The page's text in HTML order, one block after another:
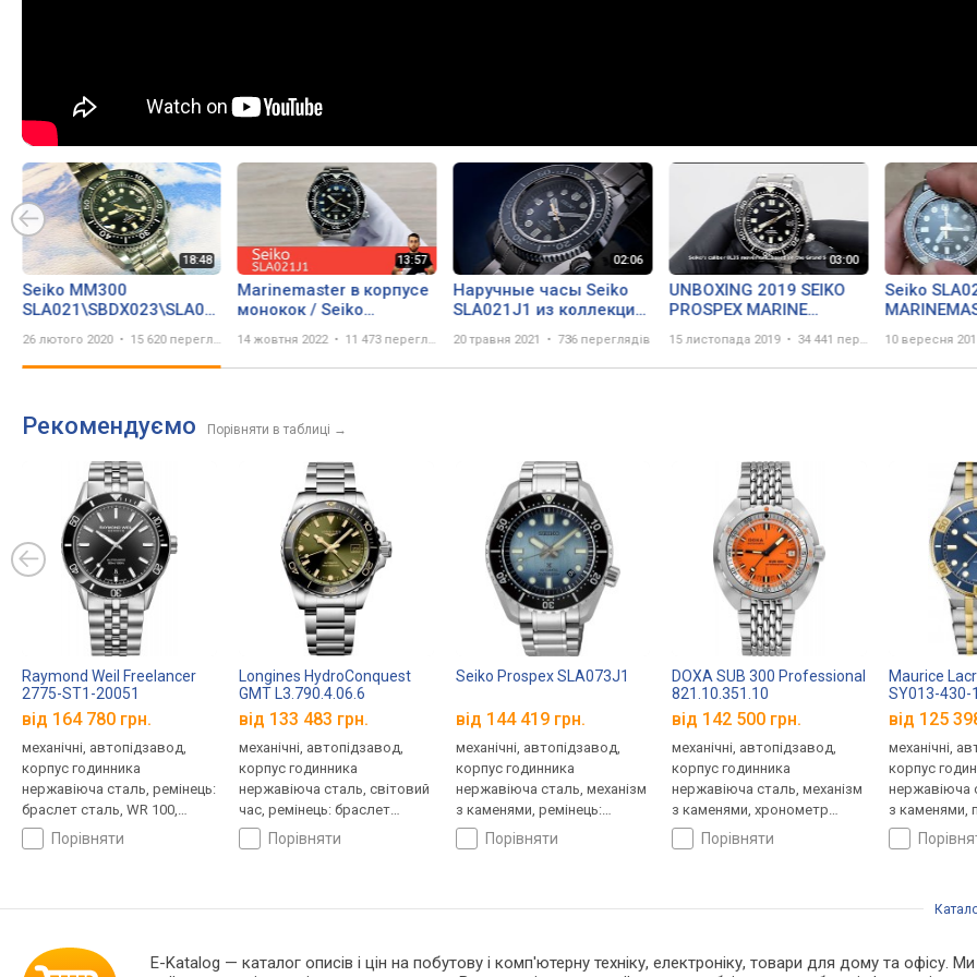
Seiko MM300
SLA021\SBDX023\SLA021J1
Review
26 лютого 2020 15 620 переглядів
Marinemaster в корпусе
монокок / Seiko
14 жовтня 2022 11 473 перегляда
Наручные часы Seiko
SLA021J1 из коллекции
20 травня 2021 736 переглядів
UNBOXING 2019 SEIKO
PROSPEX MARINE
DIAL SLA021J1
15 листопада 2019 34 441 перегляд
Seiko
10 вересня
Рекомендуємо Порівняти в таблиці →
Raymond Weil Freelancer
2775-ST1-20051
від 164 780 грн.
механічні, автопідзавод,
корпус годинника
нержавіюча сталь, ремінець:
браслет сталь, WR 100,
Швейцаріяпорівняти
Longines HydroConquest
GMT L3.790.4.06.6
від 133 483 грн.
механічні, автопідзавод,
корпус годинника
нержавіюча сталь, світовий
час, ремінець: браслет
сталь, WR 300, Швейцарія
порівняти
Seiko Prospex SLA073J1
від 144 419 грн.
механічні, автопідзавод,
корпус годинника
нержавіюча сталь, механізм
з каменями, ремінець:
браслет сталь, WR 200,
Японія
порівняти
DOXA SUB 300 Professional
821.10.351.10
від 142 500 грн.
механічні, автопідзавод,
корпус годинника
нержавіюча сталь, механізм
з каменями, хронометр
(сертифікація), ремінець:
браслет сталь, WR 1200,
порівняти
Maurice
SY013-430-
від 125
механічні,
корпус
нержавіюча
з каменями,
кришка,
сталь, WR
E-Katalog — каталог описів і цін на побутову і комп'ютерну техніку, електроніку, товари для дому та офісу.